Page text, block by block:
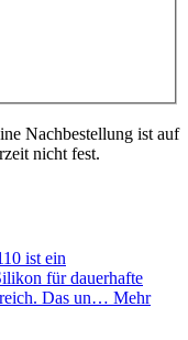
Nachbestellung ist auf
nicht fest.
ist ein
für dauerhafte
Das un… Mehr